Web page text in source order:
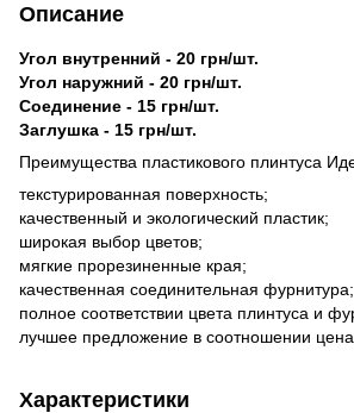
Описание
Угол внутренний - 20 грн/шт.
Угол наружний - 20 грн/шт.
Соединение - 15 грн/шт.
Заглушка - 15 грн/шт.
Преимущества пластикового плинтуса
текстурированная поверхность;
качественный и экологический пластик;
широкая выбор цветов;
мягкие прорезиненные края;
качественная соединительная фурнитура;
полное соответствии цвета плинтуса и
лучшее предложение в соотношении цена-
Характеристики